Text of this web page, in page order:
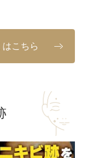
こちら